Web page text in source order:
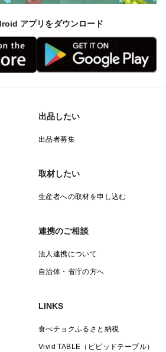
アプリをダウンロード
出品したい
出品者募集
取材したい
生産者への取材を申し込む
連携のご相談
法人連携について
自治体・省庁の方へ
LINKS
食べチョクふるさと納税
Vivid TABLE（ビビッドテーブル）